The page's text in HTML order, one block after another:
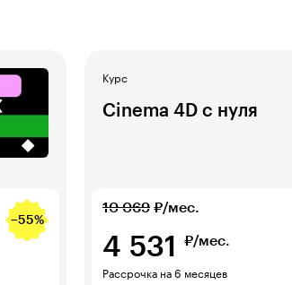
−55%
Курс
Cinema 4D с нуля
10 069 ₽/мес.
4 531 ₽/мес.
Рассрочка на 6 месяцев